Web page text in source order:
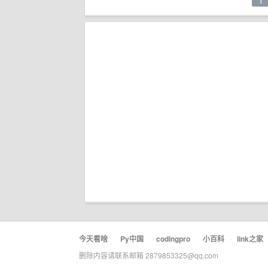
今天看啥 · Py中国 · codingpro · 小百科 · link之家
删除内容请联系邮箱 2879853325@qq.com